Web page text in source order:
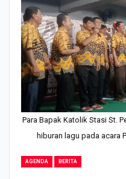
Para Bapak Katolik Stasi St.
hiburan lagu pada acara
AGENDA BERITA